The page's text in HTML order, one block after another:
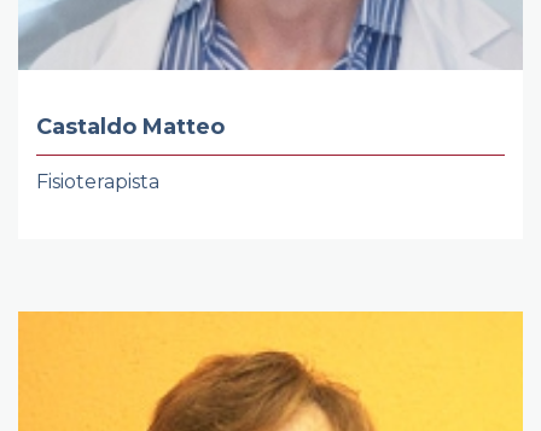
Castaldo Matteo
Fisioterapista